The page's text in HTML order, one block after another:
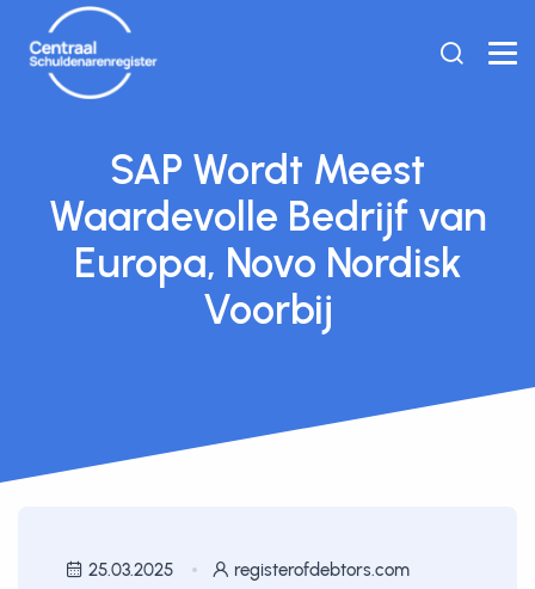
SAP Wordt Meest
Waardevolle Bedrijf van
Europa, Novo Nordisk
Voorbij
25.03.2025 registerofdebtors.com